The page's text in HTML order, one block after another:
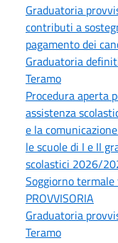
Graduatoria
contributi a
pagamento dei
Graduatoria
Teramo
Procedura aperta
assistenza
e la
le scuole di I e II
scolastici 2026/
Soggiorno termale
PROVVISORIA
Graduatoria
Teramo